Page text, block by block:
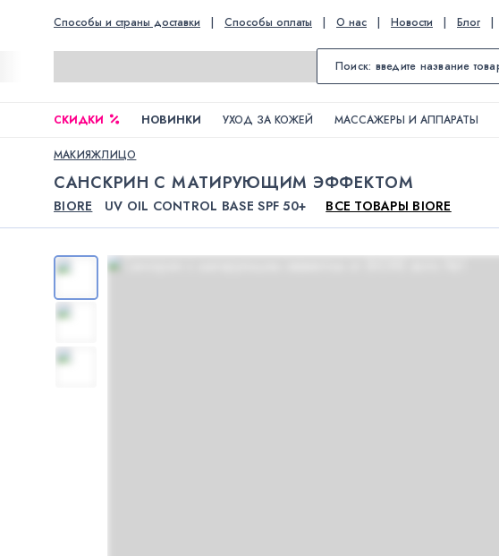
Способы и страны доставки | Способы оплаты | О нас | Новости | Блог |
СКИДКИ НОВИНКИ УХОД ЗА КОЖЕЙ МАССАЖЕРЫ И АППАРАТЫ
МАКИЯЖЛИЦО
САНСКРИН С МАТИРУЮЩИМ ЭФФЕКТОМ
BIORE UV OIL CONTROL BASE SPF 50+ ВСЕ ТОВАРЫ BIORE